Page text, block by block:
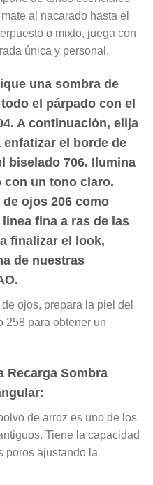
al nacarado hasta el
o mixto, juega con
única y personal.
una sombra de
el párpado con el
A continuación, elija
el borde de
biselado 706. Ilumina
con un tono claro.
ojos 206 como
fina a ras de las
finalizar el look,
de nuestras
ojos, prepara la piel del
258 para obtener un
Recarga Sombra
:
de arroz es uno de los
Tiene la capacidad
poros ajustando la